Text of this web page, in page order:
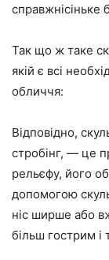
справжнісіньке
Так що ж таке
якій є всі
обличчя:
Відповідно,
стробінг, — це
рельєфу, його
допомогою
ніс ширше або
більш гострим